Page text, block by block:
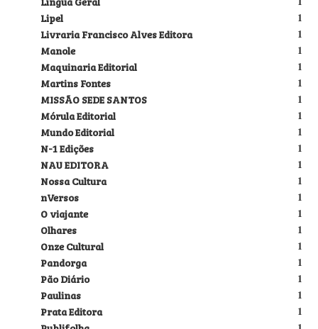
1
Lipel
1
Livraria Francisco Alves Editora
1
Manole
1
Maquinaria Editorial
1
Martins Fontes
1
MISSÃO SEDE SANTOS
1
Mórula Editorial
1
Mundo Editorial
1
N-1 Edições
1
NAU EDITORA
1
Nossa Cultura
1
nVersos
1
O viajante
1
Olhares
1
Onze Cultural
1
Pandorga
1
Pão Diário
1
Paulinas
1
Prata Editora